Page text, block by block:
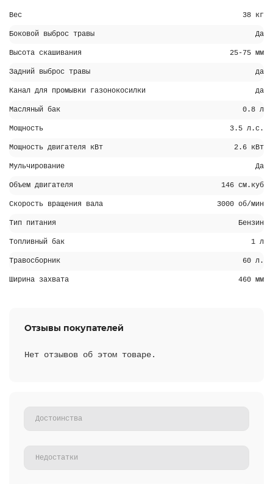
Вес 38 кг
Боковой выброс травы Да
Высота скашивания 25-75 мм
Задний выброс травы да
Канал для промывки газонокосилки да
Масляный бак 0.8 л
Мощность 3.5 л.с.
Мощность двигателя кВт 2.6 кВт
Мульчирование Да
Объем двигателя 146 см.куб
Скорость вращения вала 3000 об/мин
Тип питания Бензин
Топливный бак 1 л
Травосборник 60 л.
Ширина захвата 460 мм
Отзывы покупателей
Нет отзывов об этом товаре.